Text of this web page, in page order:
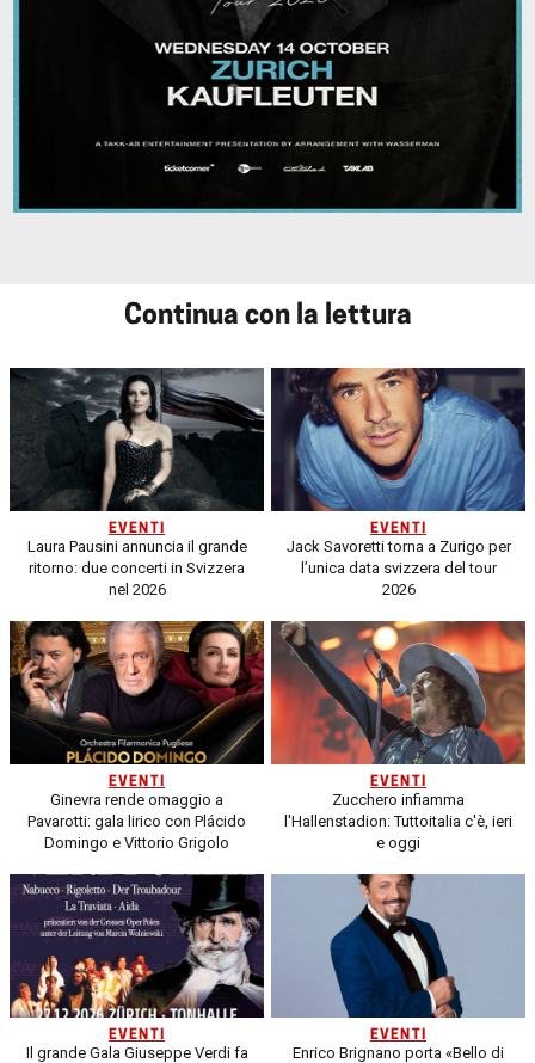
Continua con la lettura
EVENTI
Laura Pausini annuncia il grande
ritorno: due concerti in Svizzera
nel 2026
EVENTI
Jack Savoretti torna a Zurigo per
l’unica data svizzera del tour
2026
EVENTI
Ginevra rende omaggio a
Pavarotti: gala lirico con Plácido
Domingo e Vittorio Grigolo
EVENTI
Zucchero infiamma
l'Hallenstadion: Tuttoitalia c'è, ieri
e oggi
EVENTI
Il grande Gala Giuseppe Verdi fa
EVENTI
Enrico Brignano porta «Bello di